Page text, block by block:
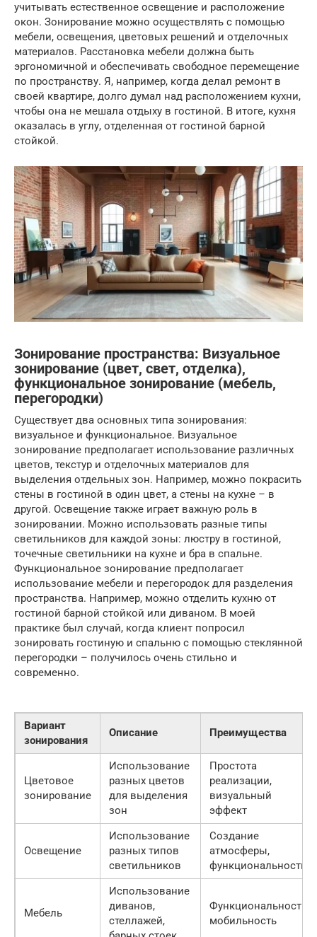
учитывать естественное освещение и расположение
окон. Зонирование можно осуществлять с помощью
мебели, освещения, цветовых решений и отделочных
материалов. Расстановка мебели должна быть
эргономичной и обеспечивать свободное перемещение
по пространству. Я, например, когда делал ремонт в
своей квартире, долго думал над расположением кухни,
чтобы она не мешала отдыху в гостиной. В итоге, кухня
оказалась в углу, отделенная от гостиной барной
стойкой.
Зонирование пространства: Визуальное
зонирование (цвет, свет, отделка),
функциональное зонирование (мебель,
перегородки)
Существует два основных типа зонирования:
визуальное и функциональное. Визуальное
зонирование предполагает использование различных
цветов, текстур и отделочных материалов для
выделения отдельных зон. Например, можно покрасить
стены в гостиной в один цвет, а стены на кухне – в
другой. Освещение также играет важную роль в
зонировании. Можно использовать разные типы
светильников для каждой зоны: люстру в гостиной,
точечные светильники на кухне и бра в спальне.
Функциональное зонирование предполагает
использование мебели и перегородок для разделения
пространства. Например, можно отделить кухню от
гостиной барной стойкой или диваном. В моей
практике был случай, когда клиент попросил
зонировать гостиную и спальню с помощью стеклянной
перегородки – получилось очень стильно и
современно.
Вариант
зонирования
Описание Преимущества
Цветовое
зонирование
Использование
разных цветов
для выделения
зон
Простота
реализации,
визуальный
эффект
Освещение
Использование
разных типов
светильников
Создание
атмосферы,
функциональность
Мебель
Использование
диванов,
стеллажей,
Функциональность,
мобильность